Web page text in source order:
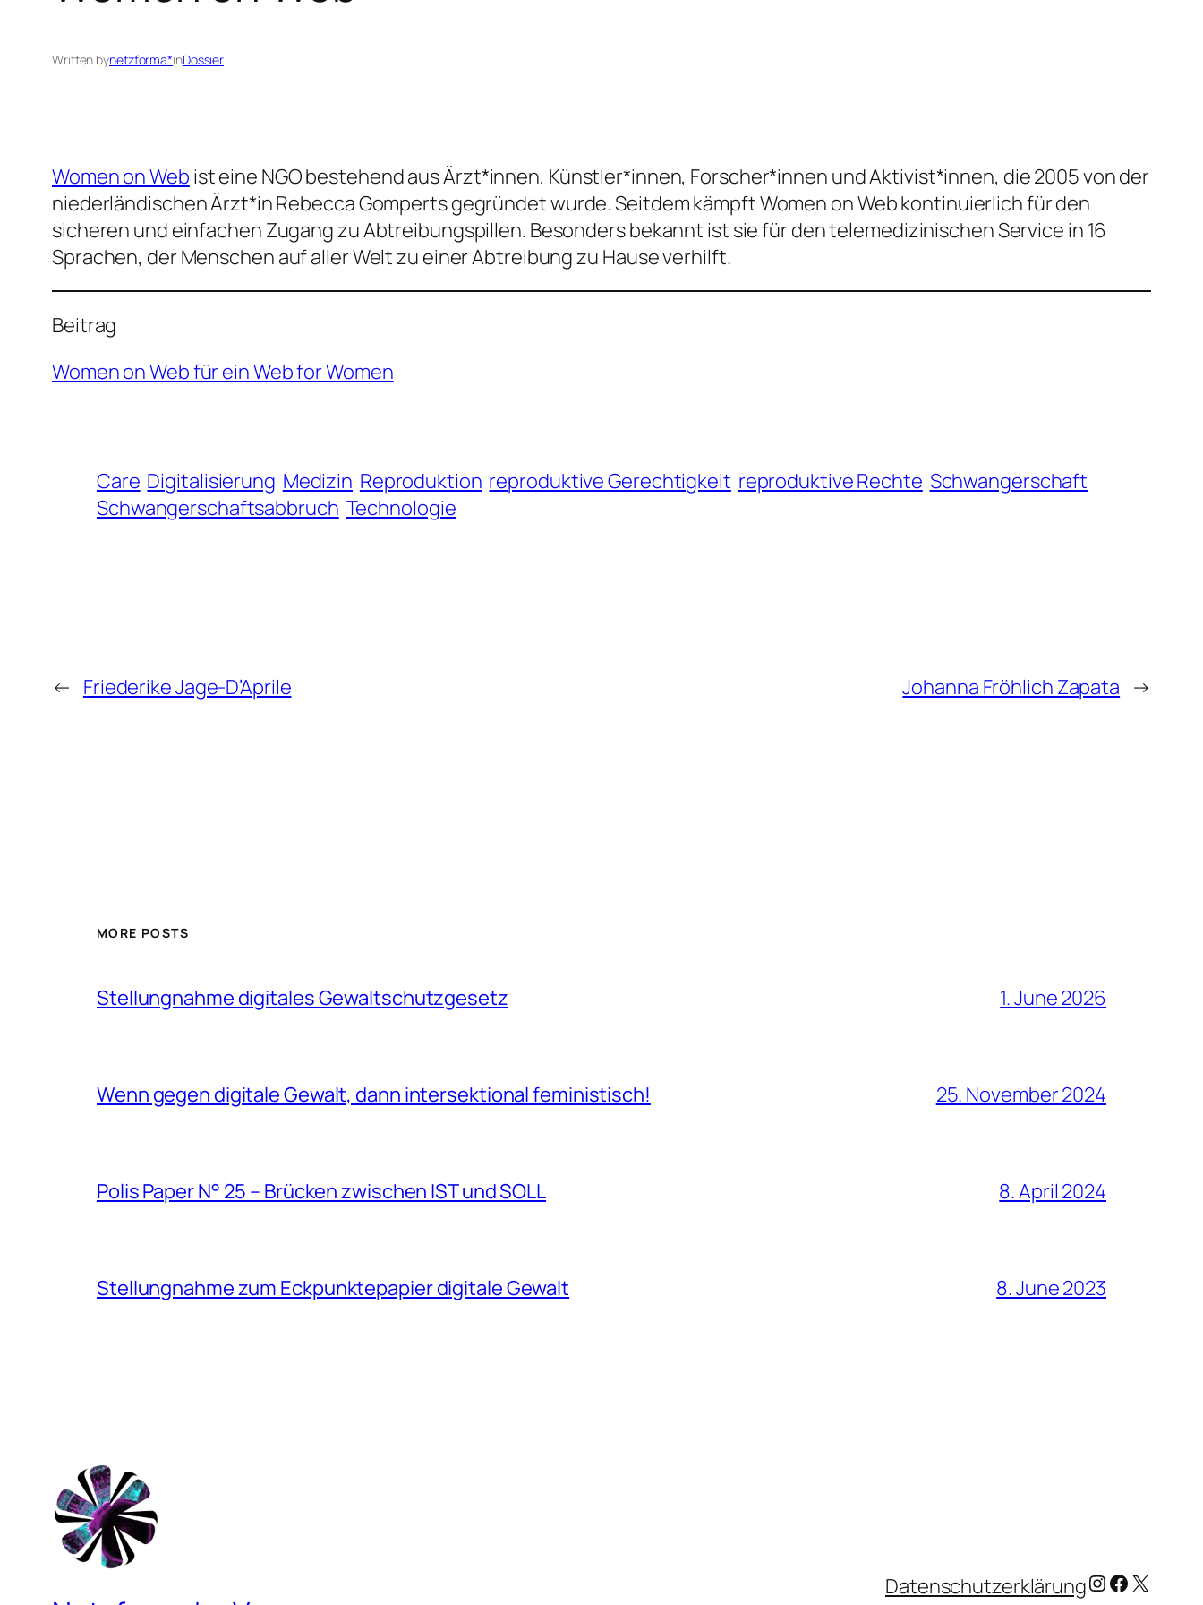
Written bynetzforma*inDossier
Women on Web ist eine NGO bestehend aus Ärzt*innen, Künstler*innen, Forscher*innen und Aktivist*innen, die 2005 von der
niederländischen Ärzt*in Rebecca Gomperts gegründet wurde. Seitdem kämpft Women on Web kontinuierlich für den
sicheren und einfachen Zugang zu Abtreibungspillen. Besonders bekannt ist sie für den telemedizinischen Service in 16
Sprachen, der Menschen auf aller Welt zu einer Abtreibung zu Hause verhilft.
Beitrag
Women on Web für ein Web for Women
Care Digitalisierung Medizin Reproduktion reproduktive Gerechtigkeit reproduktive Rechte Schwangerschaft
Schwangerschaftsabbruch Technologie
← Friederike Jage-D’Aprile Johanna Fröhlich Zapata →
MORE POSTS
Stellungnahme digitales Gewaltschutzgesetz 1. June 2026
Wenn gegen digitale Gewalt, dann intersektional feministisch! 25. November 2024
Polis Paper N° 25 – Brücken zwischen IST und SOLL 8. April 2024
Stellungnahme zum Eckpunktepapier digitale Gewalt 8. June 2023
DatenschutzerklärungInstagram
Facebook
X